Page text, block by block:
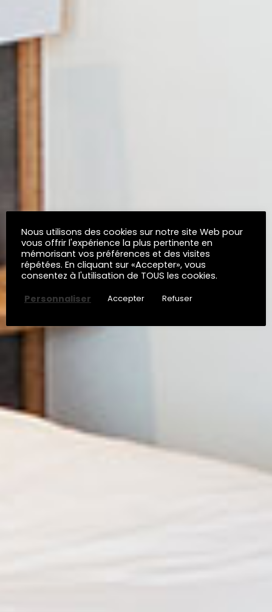
Nous utilisons des cookies sur notre site Web pour
vous offrir l'expérience la plus pertinente en
mémorisant vos préférences et des visites
répétées. En cliquant sur «Accepter», vous
consentez à l'utilisation de TOUS les cookies.
Personnaliser
Accepter Refuser